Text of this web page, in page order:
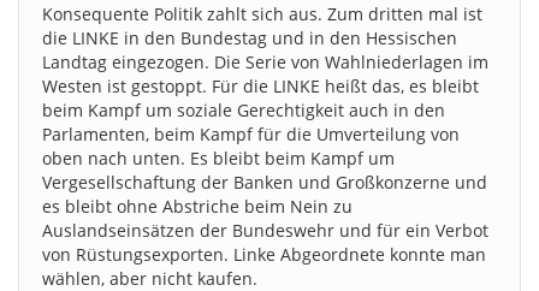
Konsequente Politik zahlt sich aus. Zum dritten mal ist
die LINKE in den Bundestag und in den Hessischen
Landtag eingezogen. Die Serie von Wahlniederlagen im
Westen ist gestoppt. Für die LINKE heißt das, es bleibt
beim Kampf um soziale Gerechtigkeit auch in den
Parlamenten, beim Kampf für die Umverteilung von
oben nach unten. Es bleibt beim Kampf um
Vergesellschaftung der Banken und Großkonzerne und
es bleibt ohne Abstriche beim Nein zu
Auslandseinsätzen der Bundeswehr und für ein Verbot
von Rüstungsexporten. Linke Abgeordnete konnte man
wählen, aber nicht kaufen.